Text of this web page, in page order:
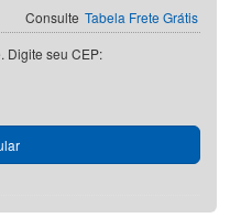
Consulte Tabela Frete Grátis
Digite seu CEP: